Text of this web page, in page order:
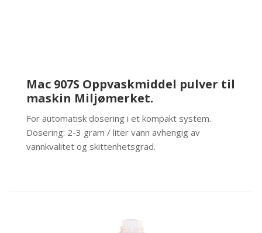
Mac 907S Oppvaskmiddel pulver til
maskin Miljømerket.
For automatisk dosering i et kompakt system.
Dosering: 2-3 gram / liter vann avhengig av
vannkvalitet og skittenhetsgrad.